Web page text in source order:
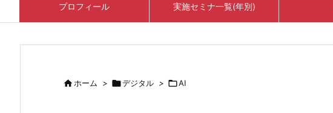
プロフィール 実施セミナ一覧(年別)
ホーム > デジタル > AI